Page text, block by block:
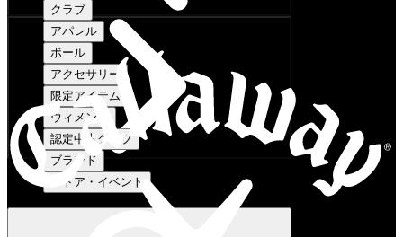
クラブ
アパレル
ボール
アクセサリー
限定アイテム
ウィメンズ
認定中古クラブ
ブランド
ストア・イベント